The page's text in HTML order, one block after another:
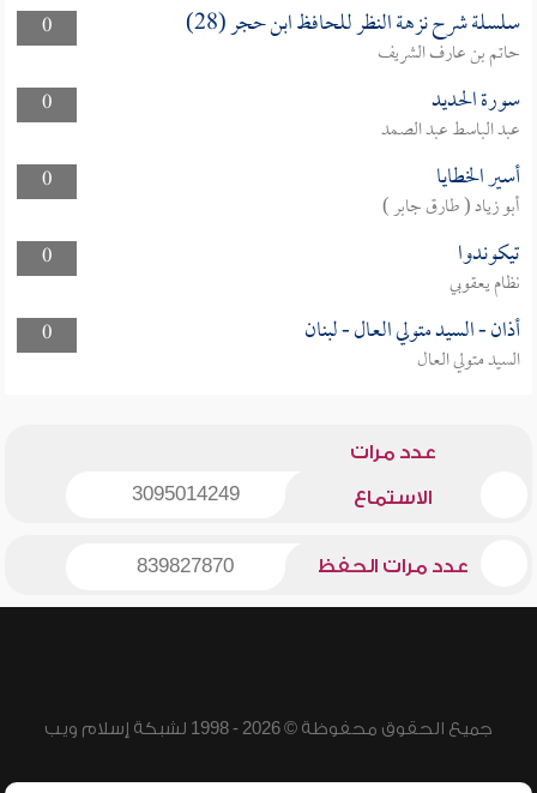
0
سلسلة شرح نزهة النظر للحافظ ابن حجر (28)
حاتم بن عارف الشريف
0
سورة الحديد
عبد الباسط عبد الصمد
0
أسير الخطايا
أبو زياد ( طارق جابر )
0
تيكوندوا
نظام يعقوبي
0
أذان - السيد متولي العال - لبنان
السيد متولي العال
عدد مرات
الاستماع 3095014249
عدد مرات الحفظ 839827870
جميع الحقوق محفوظة © 2026 - 1998 لشبكة إسلام ويب